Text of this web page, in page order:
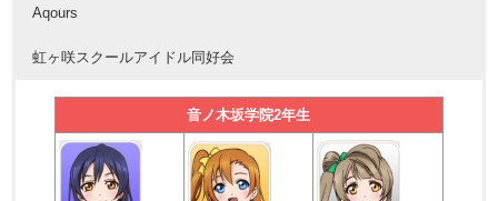
Aqours
虹ヶ咲スクールアイドル同好会
音ノ木坂学院2年生